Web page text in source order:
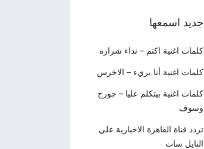
جديد اسمعها
كلمات اغنية اكتم – نداء شراره
كلمات اغنية أنا بريء – الاخرس
كلمات اغنية بيتكلم عليا – جورج
وسوف
تردد قناة القاهرة الاخبارية علي
النايل سات